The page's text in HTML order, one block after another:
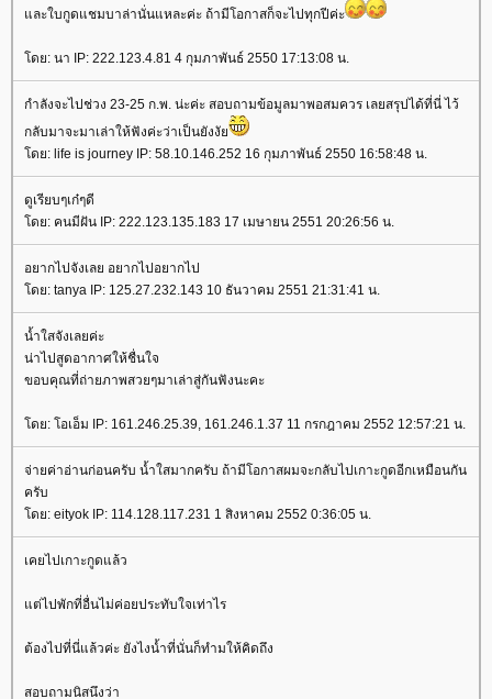
ละใบกูดแชมบาล่านั่นแหละค่ะ ถ้ามีโอกาสก็จะไปทุกปีค่ะ
ดย: นา IP: 222.123.4.81 4 กุมภาพันธ์ 2550 17:13:08 น.
กำลังจะไปช่วง 23-25 ก.พ. น่ะค่ะ สอบถามข้อมูลมาพอสมควร เลยสรุปได้ที่นี่ ไว้
กลับมาจะมาเล่าให้ฟังค่ะว่าเป็นยังงั
ดย: life is journey IP: 58.10.146.252 16 กุมภาพันธ์ 2550 16:58:48 น.
ดูเรียบๆเก๋ๆดี
ดย: คนมีฝัน IP: 222.123.135.183 17 เมษายน 2551 20:26:56 น.
อยากไปจังเลย อยากไปอยากไป
ดย: tanya IP: 125.27.232.143 10 ธันวาคม 2551 21:31:41 น.
น้ำใสจังเลยค่ะ
น่าไปสูดอากาศให้ชื่นใจ
ขอบคุณที่ถ่ายภาพสวยๆมาเล่าสู่กันฟังนะคะ
ดย: โอเอ็ม IP: 161.246.25.39, 161.246.1.37 11 กรกฎาคม 2552 12:57:21 น.
จ่ายค่าอ่านก่อนครับ น้ำใสมากครับ ถ้ามีโอกาสผมจะกลับไปเกาะกูดอีกเหมือนกัน
ครับ
ดย: eityok IP: 114.128.117.231 1 สิงหาคม 2552 0:36:05 น.
เคยไปเกาะกูดแล้ว
ต่ไปพักที่อื่นไม่ค่อยประทับใจเท่าไร
ต้องไปที่นี่แล้วค่ะ ยังไงน้ำที่นั่นก็ทำมให้คิดถึง
สอบถามนิสนึงว่า